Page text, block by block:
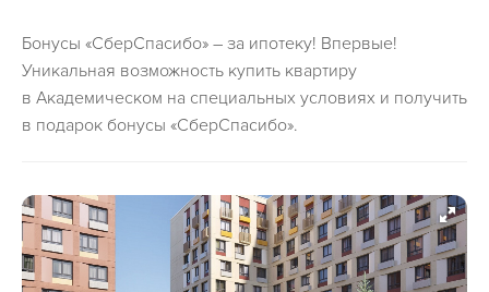
Бонусы «СберСпасибо» – за ипотеку! Впервые!
Уникальная возможность купить квартиру
в Академическом на специальных условиях и получить
в подарок бонусы «СберСпасибо».